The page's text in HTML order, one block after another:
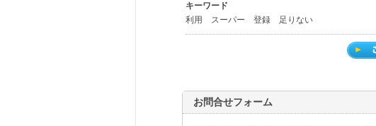
キーワード
利用 スーパー 登録 足りない
お問合せフォーム